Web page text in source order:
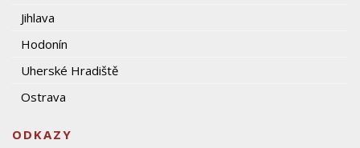
Jihlava
Hodonín
Uherské Hradiště
Ostrava
ODKAZY